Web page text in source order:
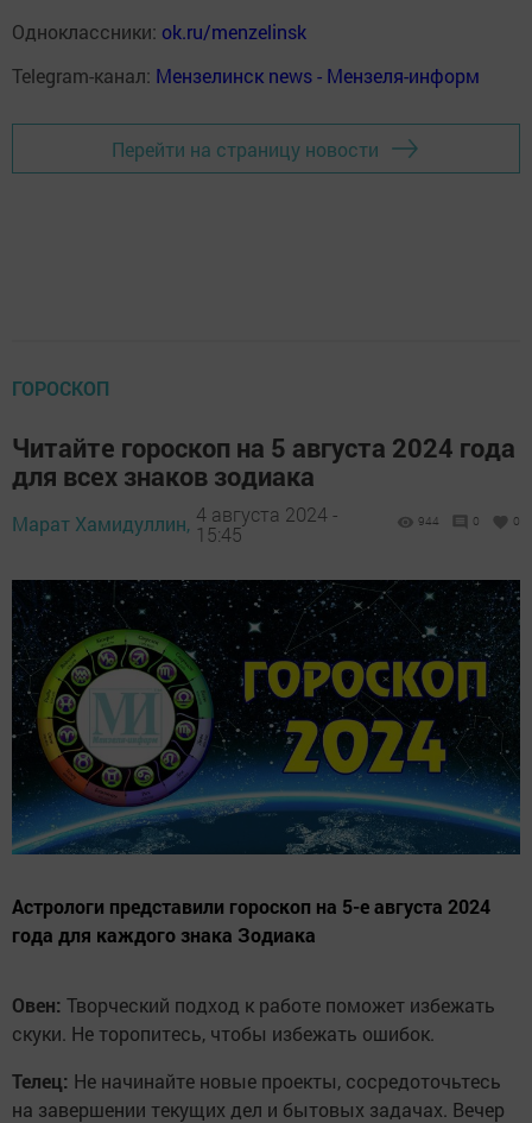
Одноклассники: ok.ru/menzelinsk
Telegram-канал: Мензелинск news - Мензеля-информ
Перейти на страницу новости
ГОРОСКОП
Читайте гороскоп на 5 августа 2024 года
для всех знаков зодиака
Марат Хамидуллин, 4 августа 2024 -
15:45
944 0 0
Астрологи представили гороскоп на 5-е августа 2024
года для каждого знака Зодиака
Овен: Творческий подход к работе поможет избежать
скуки. Не торопитесь, чтобы избежать ошибок.
Телец: Не начинайте новые проекты, сосредоточьтесь
на завершении текущих дел и бытовых задачах. Вечер